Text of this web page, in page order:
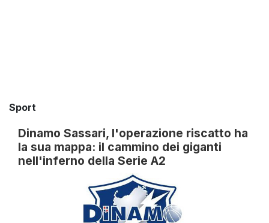
Sport
Dinamo Sassari, l'operazione riscatto ha
la sua mappa: il cammino dei giganti
nell'inferno della Serie A2